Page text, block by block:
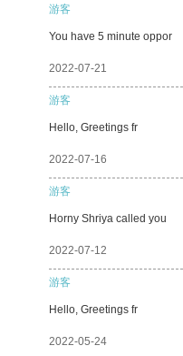
游客
You have 5 minute oppor
2022-07-21
游客
Hello, Greetings fr
2022-07-16
游客
Horny Shriya called you
2022-07-12
游客
Hello, Greetings fr
2022-05-24